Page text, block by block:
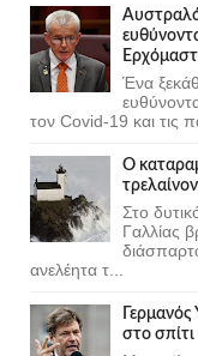
Ένα
τον Covid-19 και τις
Ο
Στο
Γαλλίας
ανελέητα τ...
στο